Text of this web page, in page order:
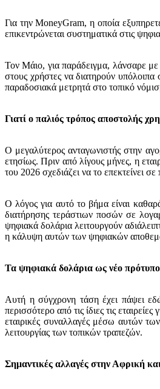
Για την MoneyGram, η οποία
επικεντρώνεται συστηματικά στις
Τον Μάιο, για παράδειγμα, λάνσαρε
στους χρήστες να διατηρούν
παραδοσιακά μετρητά στο τοπικό
Γιατί ο παλιός τρόπος αποστολής
Ο μεγαλύτερος ανταγωνιστής στην
ετησίως. Πριν από λίγους μήνες, η
του 2026 σχεδιάζει να το επεκτείνει
Ο λόγος για αυτό το βήμα είναι
διατήρησης τεράστιων ποσών σε
ψηφιακά δολάρια λειτουργούν
η κάλυψη αυτών των ψηφιακών
Τα ψηφιακά δολάρια ως νέο πρότυπο
Αυτή η σύγχρονη τάση έχει πάψει
περισσότερο από τις ίδιες τις
εταιρικές συναλλαγές μέσω αυτών
λειτουργίας των τοπικών τραπεζών.
Σημαντικές αλλαγές στην Αφρική